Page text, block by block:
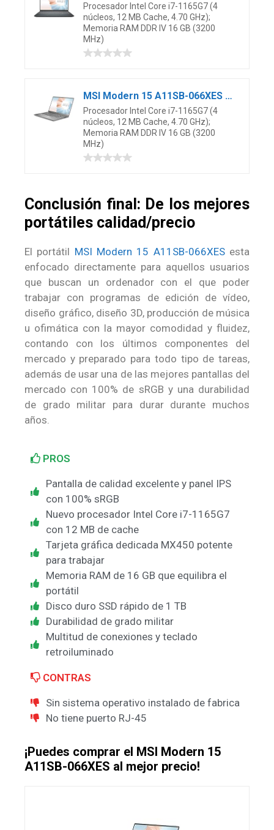
Procesador Intel Core i7-1165G7 (4
núcleos, 12 MB Cache, 4.70 GHz);
Memoria RAM DDR IV 16 GB (3200
MHz)
MSI Modern 15 A11SB-066XES – Ordenador portátil de 15.6″ FHD (Intel Core i7-1165G7, 16 GB RAM, 1 TB SSD, NVIDIA GeForce MX450, sin Sistema operativo) Urban Silver – Teclado QWERTY Español
Procesador Intel Core i7-1165G7 (4
núcleos, 12 MB Cache, 4.70 GHz);
Memoria RAM DDR IV 16 GB (3200
MHz)
Conclusión final: De los mejores
portátiles calidad/precio
El portátil MSI Modern 15 A11SB-066XESesta
enfocado directamente para aquellos usuarios
que buscan un ordenador con el que poder
trabajar con programas de edición de vídeo,
diseño gráfico, diseño 3D, producción de música
u ofimática con la mayor comodidad y fluidez,
contando con los últimos componentes del
mercado y preparado para todo tipo de tareas,
además de usar una de las mejores pantallas del
mercado con 100% de sRGB y una durabilidad
de grado militar para durar durante muchos
años.
PROS
Pantalla de calidad excelente y panel IPS
con 100% sRGB
Nuevo procesador Intel Core i7-1165G7
con 12 MB de cache
Tarjeta gráfica dedicada MX450 potente
para trabajar
Memoria RAM de 16 GB que equilibra el
portátil
Disco duro SSD rápido de 1 TB
Durabilidad de grado militar
Multitud de conexiones y teclado
retroiluminado
CONTRAS
Sin sistema operativo instalado de fabrica
No tiene puerto RJ-45
¡Puedes comprar el MSI Modern 15
A11SB-066XES al mejor precio!